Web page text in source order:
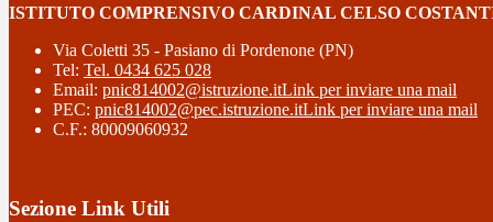
ISTITUTO COMPRENSIVO CARDINAL CELSO
Via Coletti 35 - Pasiano di Pordenone (PN)
Tel: Tel. 0434 625 028
Email: pnic814002@istruzione.itLink per inviare una mail
PEC: pnic814002@pec.istruzione.itLink per inviare una mail
C.F.: 80009060932
Sezione Link Utili